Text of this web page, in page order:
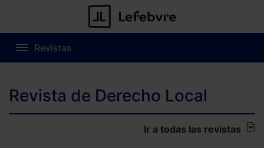
Revistas
Revista de Derecho Local
Ir a todas las revistas